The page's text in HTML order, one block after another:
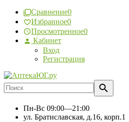
Сравнение0
Избранное0
Просмотренное0
Кабинет
Вход
Регистрация
Пн-Вс 09:00—21:00
ул. Братиславская, д.16, корп.1